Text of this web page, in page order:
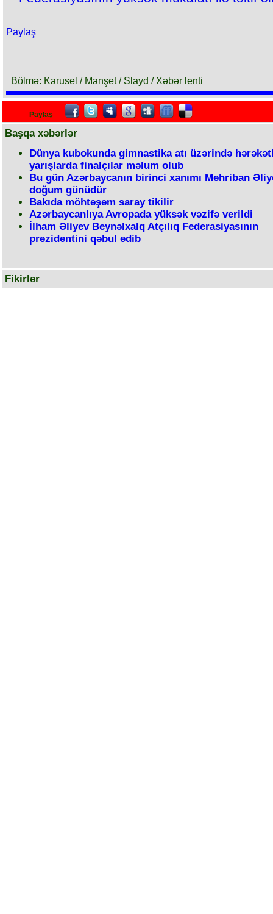
Paylaş
Bölmə: Karusel / Manşet / Slayd / Xəbər lenti
Paylaş
Başqa xəbərlər
Dünya kubokunda gimnastika atı üzərində
yarışlarda finalçılar məlum olub
Bu gün Azərbaycanın birinci xanımı Mehriban
doğum günüdür
Bakıda möhtəşəm saray tikilir
Azərbaycanlıya Avropada yüksək vəzifə verildi
İlham Əliyev Beynəlxalq Atçılıq Federasiyasının
prezidentini qəbul edib
Fikirlər